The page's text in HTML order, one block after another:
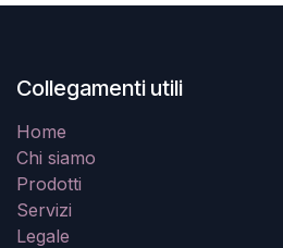
Collegamenti utili
Home
Chi siamo
Prodotti
Servizi
Legale